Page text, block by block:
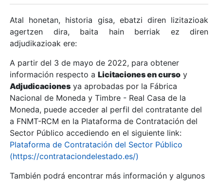
Erakutsi/Ezkutatu
Erakutsi/Ezkutatu
Erakutsi/Ezkutatu
Erakutsi/Ezkutatu
Atal honetan, historia gisa, ebatzi diren lizitazioak
agertzen dira, baita hain berriak ez diren
adjudikazioak ere:
A partir del 3 de mayo de 2022, para obtener
información respecto a Licitaciones en curso y
Adjudicaciones ya aprobadas por la Fábrica
Nacional de Moneda y Timbre - Real Casa de la
Moneda, puede acceder al perfil del contratante del
a FNMT-RCM en la Plataforma de Contratación del
Sector Público accediendo en el siguiente link:
Plataforma de Contratación del Sector Público
(https://contrataciondelestado.es/)
También podrá encontrar más información y algunos